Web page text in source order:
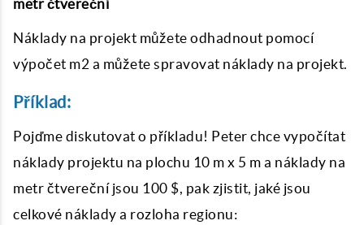
metr čtvereční
Náklady na projekt můžete odhadnout pomocí
výpočet m2 a můžete spravovat náklady na projekt.
Příklad:
Pojďme diskutovat o příkladu! Peter chce vypočítat
náklady projektu na plochu 10 m x 5 m a náklady na
metr čtvereční jsou 100 $, pak zjistit, jaké jsou
celkové náklady a rozloha regionu: